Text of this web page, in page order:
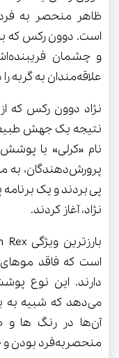
ظاهر منحصر به
است. دوون رکس که
و چشمان
علاقه‌مندان به گربه
نتیجه یک جهش
نام «کرلی» با
پرورش‌دهندگان، به
پی بردند و یک
نژاد، آغاز کردند.
است که فاقد موهای
دارند. این نوع
می‌دهد که شبیه به
آن‌ها در رنگ ها و
منحصربه‌فرد بودن و